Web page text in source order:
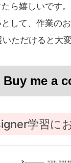
ら嬉しいです。
して、作業の
ただけると大
Buy me a
学習に